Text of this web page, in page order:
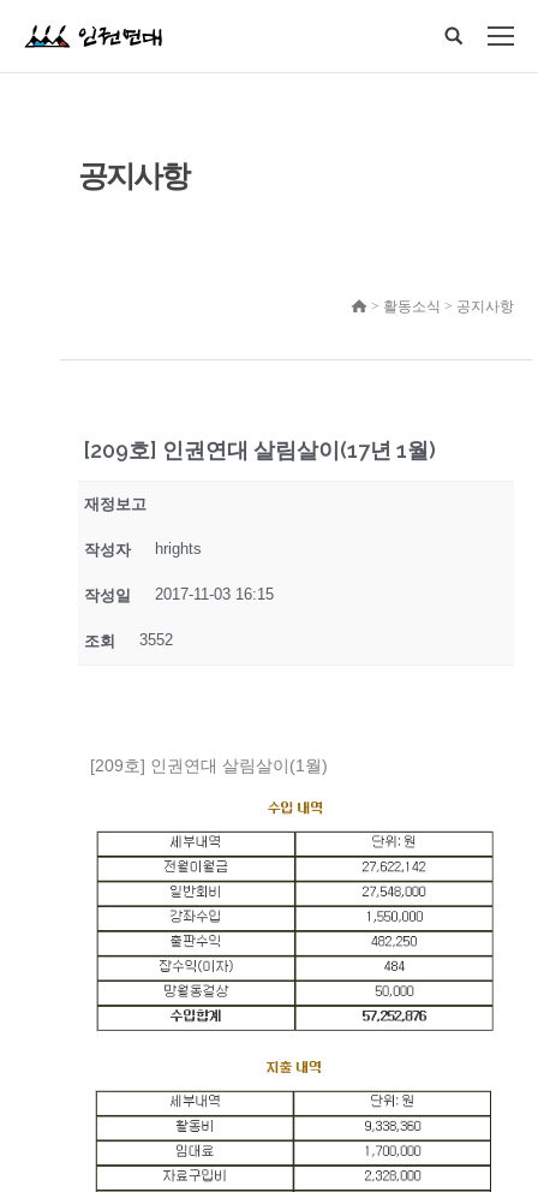
공지사항
> 활동소식 > 공지사항
[209호] 인권연대 살림살이(17년 1월)
재정보고
작성자 hrights
작성일 2017-11-03 16:15
조회 3552
[209호] 인권연대 살림살이(1월)